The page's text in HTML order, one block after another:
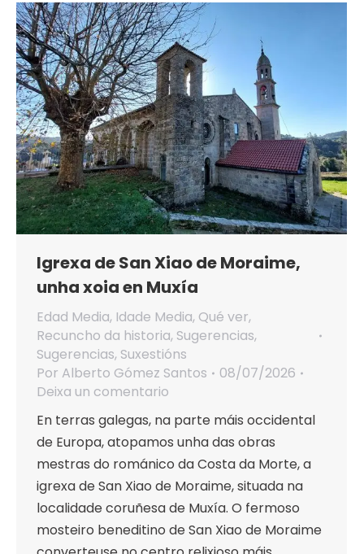
Igrexa de San Xiao de Moraime,
unha xoia en Muxía
Edad Media, Idade Media, Qué ver,
Recuncho da historia, Sugerencias,
Sugerencias, Suxestións
Por Alberto Gómez Santos
08/07/2026
Deixa un comentario
En terras galegas, na parte máis occidental
de Europa, atopamos unha das obras
mestras do románico da Costa da Morte, a
igrexa de San Xiao de Moraime, situada na
localidade coruñesa de Muxía. O fermoso
mosteiro beneditino de San Xiao de Moraime